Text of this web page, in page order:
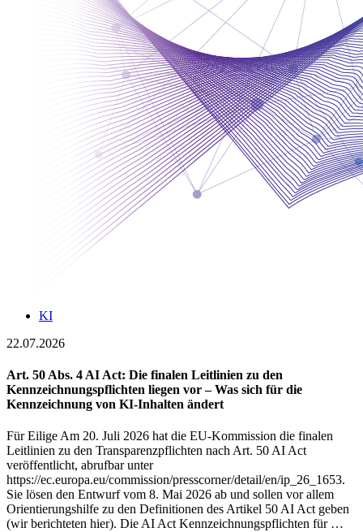
KI
22.07.2026
Art. 50 Abs. 4 AI Act: Die finalen Leitlinien zu den
Kennzeichnungspflichten liegen vor – Was sich für die
Kennzeichnung von KI-Inhalten ändert
Für Eilige Am 20. Juli 2026 hat die EU-Kommission die finalen
Leitlinien zu den Transparenzpflichten nach Art. 50 AI Act
veröffentlicht, abrufbar unter
https://ec.europa.eu/commission/presscorner/detail/en/ip_26_1653.
Sie lösen den Entwurf vom 8. Mai 2026 ab und sollen vor allem
Orientierungshilfe zu den Definitionen des Artikel 50 AI Act geben
(wir berichteten hier). Die AI Act Kennzeichnungspflichten für …